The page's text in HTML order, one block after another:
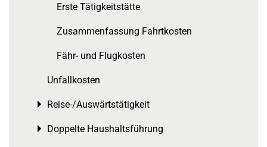
Erste Tätigkeitstätte
Zusammenfassung Fahrtkosten
Fähr- und Flugkosten
Unfallkosten
Reise-/Auswärtstätigkeit
Toggle menu
Doppelte Haushaltsführung
Toggle menu